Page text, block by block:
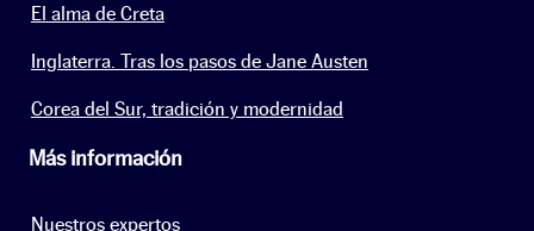
El alma de Creta
Inglaterra. Tras los pasos de Jane Austen
Corea del Sur, tradición y modernidad
Más información
Nuestros expertos